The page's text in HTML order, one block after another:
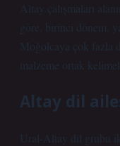
Altay çalışmaları
göre, birinci dönem,
Moğolcaya çok fazla
malzeme ortak
Altay dil
Ural-Altay dil grubu